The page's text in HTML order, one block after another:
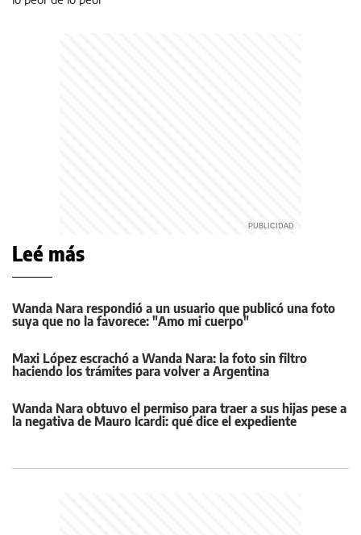
Leé más
Wanda Nara respondió a un usuario que publicó una foto
suya que no la favorece: "Amo mi cuerpo"
Maxi López escrachó a Wanda Nara: la foto sin filtro
haciendo los trámites para volver a Argentina
Wanda Nara obtuvo el permiso para traer a sus hijas pese a
la negativa de Mauro Icardi: qué dice el expediente